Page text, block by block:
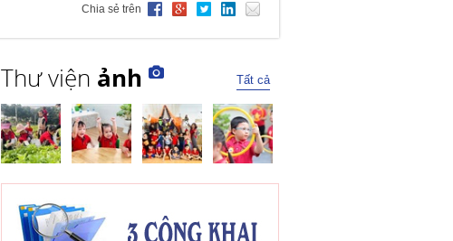
Chia sẻ trên
Thư viện ảnh Tất cả